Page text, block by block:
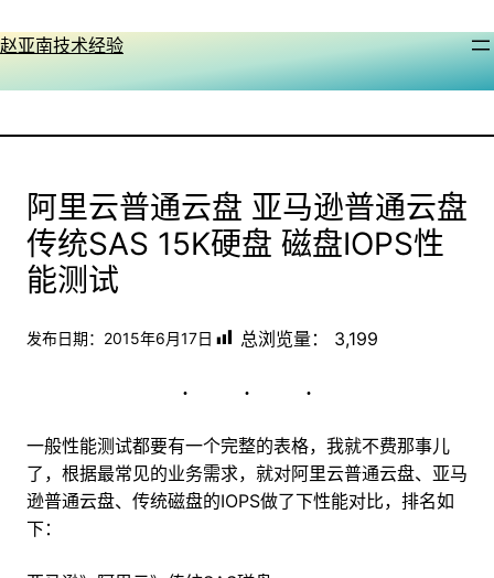
至
容
赵亚南技术经验
阿里云普通云盘 亚马逊普通云盘
传统SAS 15K硬盘 磁盘IOPS性
能测试
发布日期： 2015年6月17日 总浏览量： 3,199
一般性能测试都要有一个完整的表格，我就不费那事儿
了，根据最常见的业务需求，就对阿里云普通云盘、亚马
逊普通云盘、传统磁盘的IOPS做了下性能对比，排名如
下：